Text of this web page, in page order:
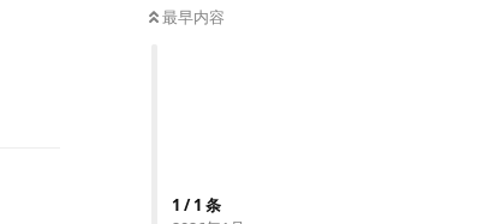
最早内容
1 /1 条